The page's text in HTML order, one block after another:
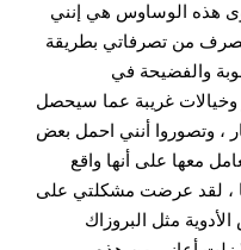
هذه الوساوس هي إنني
من تصرفاتي بطريقة
والفضيحة في
وخيالات غريبة عما سيحصل
، وتصوروا أنني احمل بعض
معها على أنها واقع
، لقد عرضت مشكلتي على
مثل البروزاك